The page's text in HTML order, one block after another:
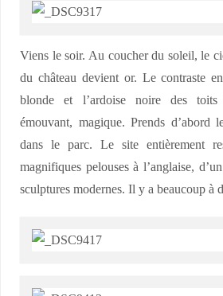
Viens le soir. Au coucher du soleil, le
du château devient or. Le contraste
blonde et l’ardoise noire des
émouvant, magique. Prends d’abord
dans le parc. Le site entièrement
magnifiques pelouses à l’anglaise,
sculptures modernes. Il y a beaucoup à